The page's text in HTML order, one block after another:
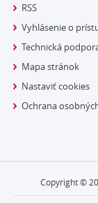
RSS
Vyhlásenie o
Technická
Mapa stránok
Nastaviť cookies
Ochrana
Copyright ©